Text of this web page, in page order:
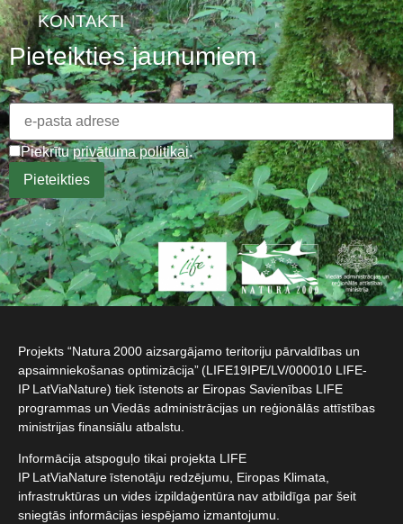
KONTAKTI
Pieteikties jaunumiem
Piekrītuprivātuma politikai.
Projekts “Natura 2000 aizsargājamo teritoriju pārvaldības un
apsaimniekošanas optimizācija” (LIFE19IPE/LV/000010 LIFE-
IP LatViaNature) tiek īstenots ar Eiropas Savienības LIFE
programmas un Viedās administrācijas un reģionālās attīstības
ministrijas finansiālu atbalstu.​
Informācija atspoguļo tikai projekta LIFE
IP LatViaNature īstenotāju redzējumu, Eiropas Klimata,
infrastruktūras un vides izpildaģentūra nav atbildīga par šeit
sniegtās informācijas iespējamo izmantojumu.​